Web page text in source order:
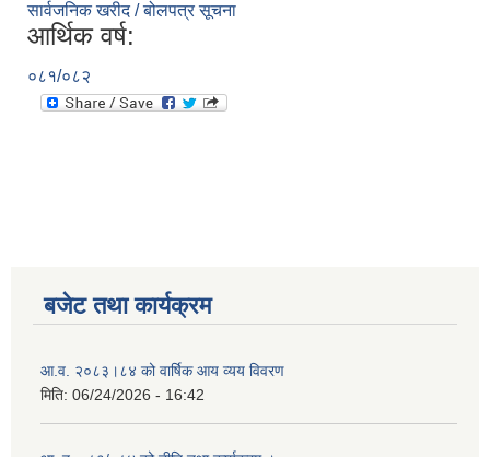
सार्वजनिक खरीद / बोलपत्र सूचना
आर्थिक वर्ष:
०८१/०८२
बजेट तथा कार्यक्रम
आ.व. २०८३।८४ को वार्षिक आय व्यय विवरण
मिति: 06/24/2026 - 16:42